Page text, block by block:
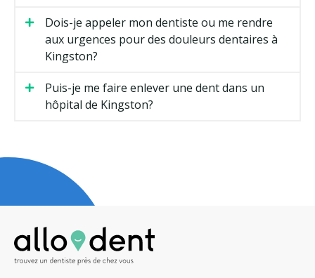
Dois-je appeler mon dentiste ou me rendre
aux urgences pour des douleurs dentaires à
Kingston?
Puis-je me faire enlever une dent dans un
hôpital de Kingston?